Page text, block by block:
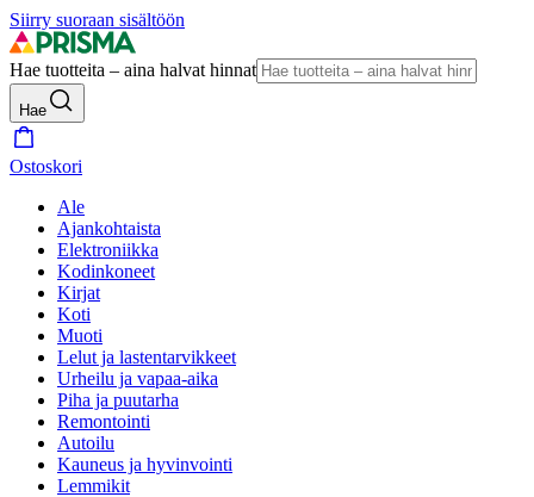
Siirry suoraan sisältöön
Hae tuotteita – aina halvat hinnat
Hae
Ostoskori
Ale
Ajankohtaista
Elektroniikka
Kodinkoneet
Kirjat
Koti
Muoti
Lelut ja lastentarvikkeet
Urheilu ja vapaa-aika
Piha ja puutarha
Remontointi
Autoilu
Kauneus ja hyvinvointi
Lemmikit